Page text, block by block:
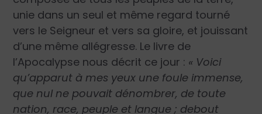
unie dans un seul et même regard tourné
vers le Seigneur et vers sa gloire, et jouissant
d’une même allégresse. Le livre de
l’Apocalypse nous décrit ce jour : « Voici
qu’apparut à mes yeux une foule immense,
que nul ne pouvait dénombrer, de toute
nation, race, peuple et langue ; debout